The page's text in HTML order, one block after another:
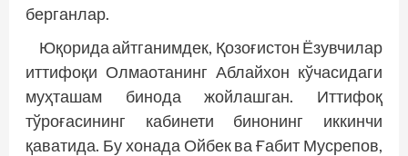
берганлар.
Юқорида айтганимдек, Қозоғистон Ёзувчилар
иттифоқи Олмаотанинг Аблайхон кўчасидаги
муҳташам бинода жойлашган. Иттифоқ
тўроғасининг кабинети бинонинг иккинчи
қаватида. Бу хонада Ойбек ва Ғабит Мусрепов,